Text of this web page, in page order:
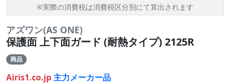
※実際の消費税は消費税区分別にて算出されます
アズワン(AS ONE)
保護面 上下面ガード (耐熱タイプ) 2125R
商品
Airis1.co.jp主力メーカー品